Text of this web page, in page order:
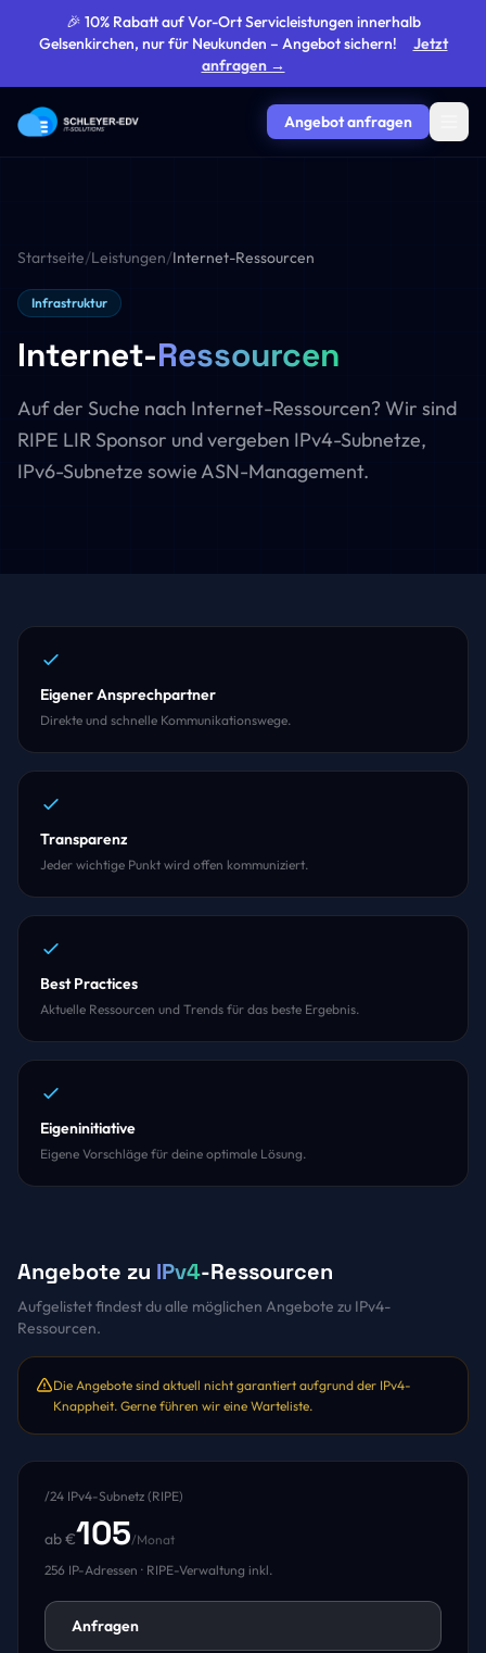
🎉 10% Rabatt auf Vor-Ort Servicleistungen innerhalb
Gelsenkirchen, nur für Neukunden – Angebot sichern!
Jetzt
anfragen →
Angebot anfragen
Startseite/Leistungen/Internet-Ressourcen
Infrastruktur
Internet-Ressourcen
Auf der Suche nach Internet-Ressourcen? Wir sind
RIPE LIR Sponsor und vergeben IPv4-Subnetze,
IPv6-Subnetze sowie ASN-Management.
Eigener Ansprechpartner
Direkte und schnelle Kommunikationswege.
Transparenz
Jeder wichtige Punkt wird offen kommuniziert.
Best Practices
Aktuelle Ressourcen und Trends für das beste Ergebnis.
Eigeninitiative
Eigene Vorschläge für deine optimale Lösung.
Angebote zu IPv4-Ressourcen
Aufgelistet findest du alle möglichen Angebote zu IPv4-
Ressourcen.
Die Angebote sind aktuell nicht garantiert aufgrund der IPv4-
Knappheit. Gerne führen wir eine Warteliste.
/24 IPv4-Subnetz (RIPE)
ab €105/Monat
256 IP-Adressen · RIPE-Verwaltung inkl.
Anfragen